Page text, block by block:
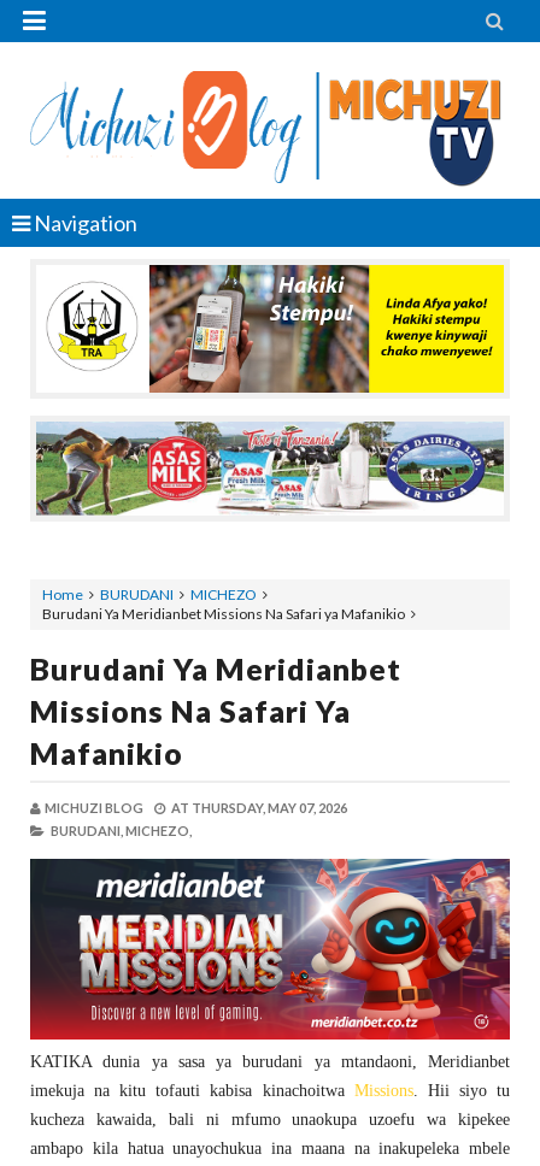
 
Navigation
Home BURUDANI
MICHEZO
Burudani Ya Meridianbet Missions Na Safari ya Mafanikio
Burudani Ya Meridianbet
Missions Na Safari Ya
Mafanikio
MICHUZI BLOG AT THURSDAY, MAY 07, 2026
BURUDANI, MICHEZO,
KATIKA dunia ya sasa ya burudani ya mtandaoni, Meridianbet
imekuja na kitu tofauti kabisa kinachoitwa Missions. Hii siyo tu
kucheza kawaida, bali ni mfumo unaokupa uzoefu wa kipekee
ambapo kila hatua unayochukua ina maana na inakupeleka mbele